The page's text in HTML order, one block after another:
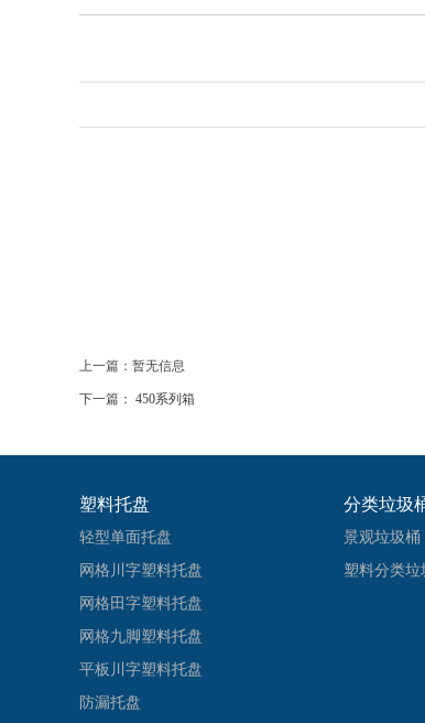
上一篇：暂无信息
下一篇： 450系列箱
塑料托盘
轻型单面托盘
网格川字塑料托盘
网格田字塑料托盘
网格九脚塑料托盘
平板川字塑料托盘
防漏托盘
分类垃圾
景观垃圾桶
塑料分类垃